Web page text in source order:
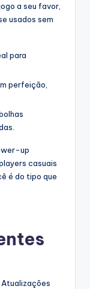
a seu favor,
usados sem
para
perfeição,
up
casuais
é do tipo que
Atualizações